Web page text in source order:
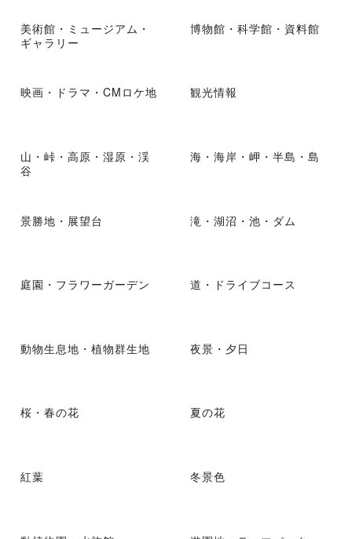
美術館・ミュージアム・
ギャラリー
博物館・科学館・資料館
映画・ドラマ・CMロケ地 観光情報
山・峠・高原・湿原・渓
谷
海・海岸・岬・半島・島
景勝地・展望台 滝・湖沼・池・ダム
庭園・フラワーガーデン 道・ドライブコース
動物生息地・植物群生地 夜景・夕日
桜・春の花 夏の花
紅葉 冬景色